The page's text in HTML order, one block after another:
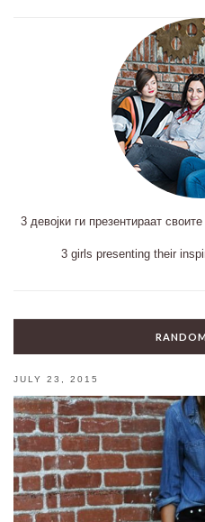
3 девојки ги презентираат
3 girls presenting their
JULY 23, 2015